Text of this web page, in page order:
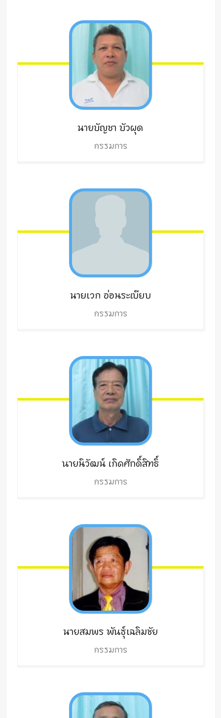
นายบัญชาบัวผุด
กรรมการ
นายเวก อ่อนระเบียบ
กรรมการ
นายนิวัฒน์ เกิดศักดิ์สิทธิ์
กรรมการ
นายสมพรพันธุ์เฉลิมชัย
กรรมการ